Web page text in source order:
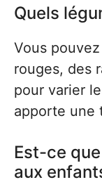
Quels
Vous
rouges, des
pour varier
apporte une
Est-ce
aux